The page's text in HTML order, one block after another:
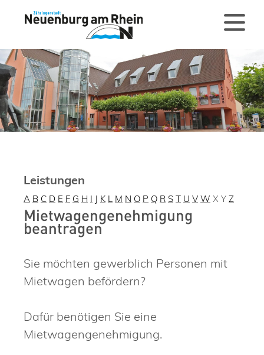
Leistungen
A B C D E F G H I J K L M N O P Q R S T U V W X Y Z
Mietwagengenehmigung
beantragen
Sie möchten gewerblich Personen mit
Mietwagen befördern?
Dafür benötigen Sie eine
Mietwagengenehmigung.